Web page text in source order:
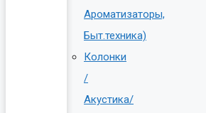
Ароматизаторы,
Быт.техника)
Колонки
/
Акустика/